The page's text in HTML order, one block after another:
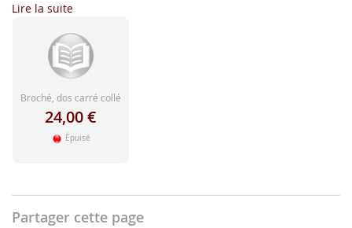
Lire la suite
Broché, dos carré collé
24,00 €
Épuisé
Partager cette page